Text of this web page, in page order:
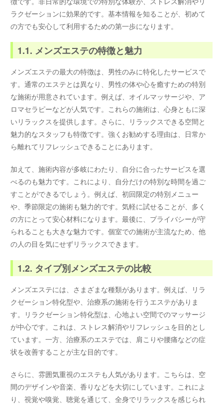
ラクゼーションに効果的です。基本情報を知ることが、初めて
の方でも安心して利用するための第一歩になります。
1.1. メンズエステの特徴と魅力
メンズエステの最大の特徴は、男性のみに特化したサービスで
す。通常のエステとは異なり、男性の体や心を癒すための特別
な施術が用意されています。例えば、オイルマッサージや、ア
ロマセラピーなどが人気です。これらの施術は、心身ともに深
いリラックスを提供します。さらに、リラックスできる空間と
魅力的なスタッフも特徴です。強くお勧めする理由は、日常か
ら離れてリフレッシュできることにあります。
加えて、施術内容が多岐にわたり、自分に合ったサービスを選
べるのも魅力です。これにより、自分だけの特別な時間を過ご
すことができるでしょう。例えば、初回限定の特別メニュー
や、季節限定の施術も魅力的です。気軽に試せることが、多く
の方にとって安心材料になります。最後に、プライバシーが守
られることも大きな魅力です。個室での施術が主流なため、他
の人の目を気にせずリラックスできます。
1.2. タイプ別メンズエステの比較
メンズエステには、さまざまな種類があります。例えば、リラ
クゼーション特化型や、治療系の施術を行うエステがありま
す。リラクゼーション特化型は、心地よい空間でのマッサージ
が中心です。これは、ストレス解消やリフレッシュを目的とし
ています。一方、治療系のエステでは、肩こりや腰痛などの症
状を改善することが主な目的です。
さらに、雰囲気重視のエステも人気があります。こちらは、空
間のデザインや音楽、香りなどを大切にしています。これによ
り、視覚や嗅覚、聴覚を通じて、全身でリラックスを感じられ